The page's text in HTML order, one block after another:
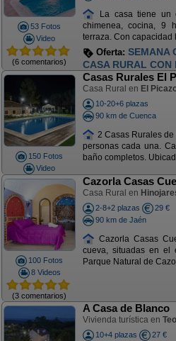
53 Fotos
Video
(6 comentarios)
La casa tiene un
chimenea, cocina, 9
terraza. Con capacidad
Oferta: SEMANA
CASA RURAL CON
150 Fotos
Video
Casas Rurales El
Casa Rural en El
10-20+6 plazas
90 km de Cuenca
2 Casas Rurales
personas cada una.
baño completos.
100 Fotos
8 Videos
(3 comentarios)
Cazorla Casas
Casa Rural en
2-8+2 plazas
29 €
90 km de Jaén
Cazorla Casas
cueva, situadas en el
Parque Natural de
A Casa de Blanco
Vivienda turística en Teo
10+4 plazas
27 €